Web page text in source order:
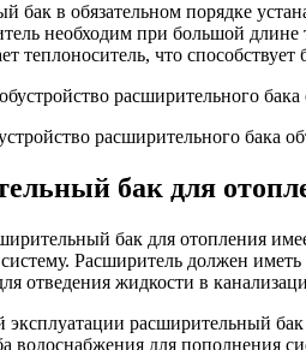
бак в обязательном порядке
необходим при большой длине
теплоноситель, что
расширительного бака
бак для
бак для отопления
систему. Расширитель должен
отведения жидкости в
эксплуатации расширительный
водоснабжения для пополнения